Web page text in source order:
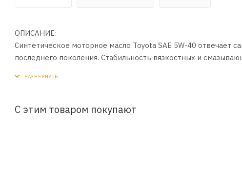
ОПИСАНИЕ:
Синтетическое моторное масло Toyota SAE 5W-40
последнего поколения. Стабильность вязкостных и
Допуски и спецификации:
С этим товаром покупают